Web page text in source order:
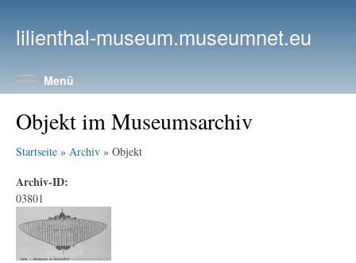
lilienthal-museum.museumnet.eu
Menü
Objekt im Museumsarchiv
Startseite » Archiv » Objekt
Archiv-ID:
03801